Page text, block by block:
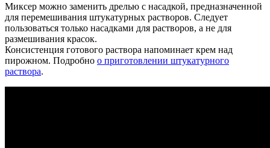
Миксер можно заменить дрелью с насадкой, предназначенной
для перемешивания штукатурных растворов. Следует
пользоваться только насадками для растворов, а не для
размешивания красок.
Консистенция готового раствора напоминает крем над
пирожном. Подробно о приготовлении штукатурного
раствора.